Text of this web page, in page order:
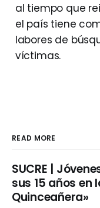
al tiempo que
el país tiene
labores de
víctimas.
READ MORE
SUCRE |
sus 15 años en
Quinceañera»